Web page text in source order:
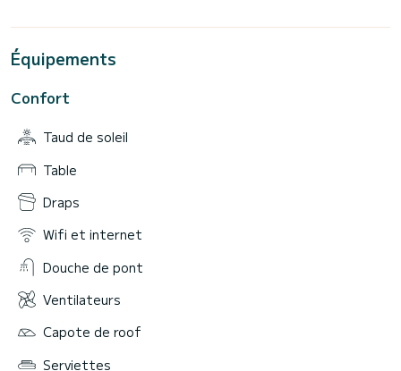
Équipements
Confort
Taud de soleil
Table
Draps
Wifi et internet
Douche de pont
Ventilateurs
Capote de roof
Serviettes